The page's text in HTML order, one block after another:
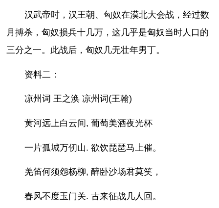
汉武帝时，汉王朝、匈奴在漠北大会战，经过数
月搏杀，匈奴损兵十几万，这几乎是匈奴当时人口的
三分之一。此战后，匈奴几无壮年男丁。
资料二：
凉州词 王之涣 凉州词(王翰)
黄河远上白云间, 葡萄美酒夜光杯
一片孤城万仞山. 欲饮琵琶马上催。
羌笛何须怨杨柳, 醉卧沙场君莫笑，
春风不度玉门关. 古来征战几人回。